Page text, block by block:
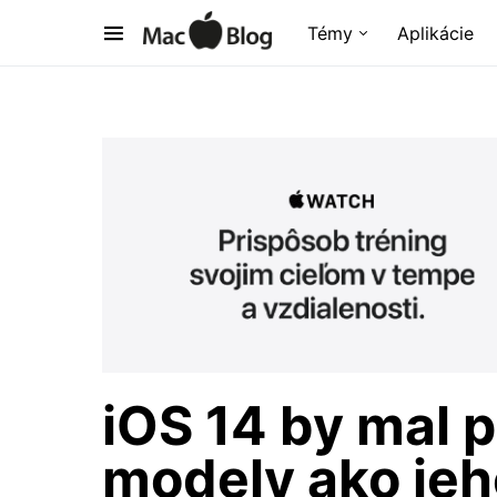
Témy Aplikácie
iOS 14 by mal
modely ako